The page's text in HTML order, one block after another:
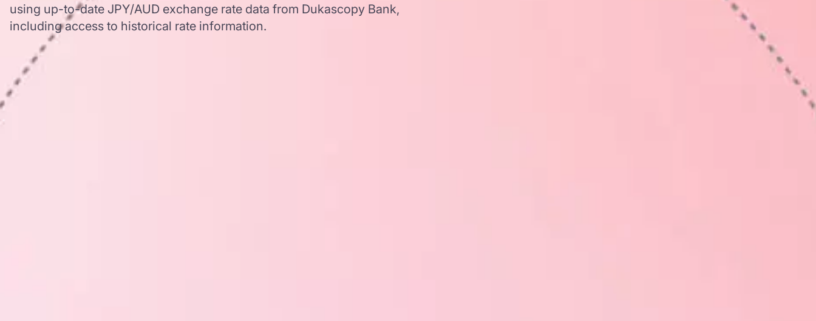
using up-to-date JPY/AUD exchange rate data from Dukascopy Bank,
including access to historical rate information.